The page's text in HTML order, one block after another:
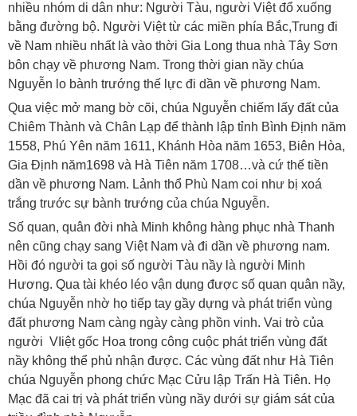
nhiều nhóm di dân như: Người Tàu, người Việt đổ xuống
bằng đường bộ. Người Việt từ các miền phía Bắc,Trung đi
về Nam nhiều nhất là vào thời Gia Long thua nhà Tây Sơn
bôn chạy về phương Nam. Trong thời gian nầy chúa
Nguyễn lo bành trướng thế lực đi dần về phương Nam.
Qua việc mở mang bờ cõi, chúa Nguyễn chiếm lấy đất của
Chiêm Thành và Chân Lạp để thành lập tỉnh Bình Định năm
1558, Phú Yên năm 1611, Khánh Hòa năm 1653, Biên Hòa,
Gia Định năm1698 và Hà Tiên năm 1708…và cứ thế tiền
dần về phương Nam. Lảnh thổ Phù Nam coi như bị xoá
trắng trước sự bành trướng của chúa Nguyễn.
Số quan, quân đời nhà Minh không hàng phục nhà Thanh
nên cũng chạy sang Việt Nam và đi dần về phương nam.
Hồi đó người ta gọi số người Tàu nầy là người Minh
Hương. Qua tài khéo léo vận dụng được số quan quân nầy,
chúa Nguyễn nhờ họ tiếp tay gầy dựng và phát triển vùng
đất phương Nam càng ngày càng phồn vinh. Vai trò của
người VIiệt gốc Hoa trong công cuộc phát triển vùng đất
nầy không thể phủ nhận được. Các vùng đất như Hà Tiên
chúa Nguyễn phong chức Mạc Cửu lập Trấn Hà Tiên. Họ
Mạc đã cai trị và phát triển vùng nầy dưới sự giám sát của